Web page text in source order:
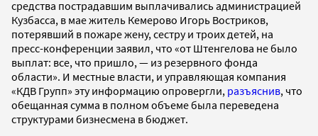
средства пострадавшим выплачивались администрацией
Кузбасса, в мае житель Кемерово Игорь Востриков,
потерявший в пожаре жену, сестру и троих детей, на
пресс-конференции заявил, что «от Штенгелова не было
выплат: все, что пришло, — из резервного фонда
области». И местные власти, и управляющая компания
«КДВ Групп» эту информацию опровергли, разъяснив, что
обещанная сумма в полном объеме была переведена
структурами бизнесмена в бюджет.